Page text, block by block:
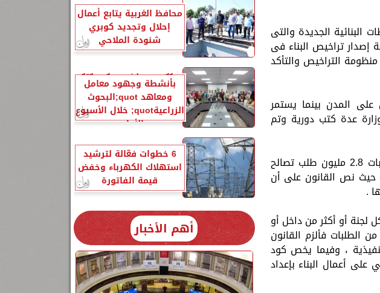
البنائية الجديدة والتى
لإعداد ومراجعة إصدار تراخيص البناء فى
التراخيص والتأكد
على المدن بينما يستمر
رقم 119 لسنة 2008 وقد أصدرت الوزارة عدة كتب دورية وتم
وأكد وزير التنمية المحلية أن قانون التصالح أسفر عن تقدم المواطنين بعدد الطلبات 2.8 مليون طلب تصالح
حيث نص القانون على أن
.
لجنة أو أكثر من داخل أو
) ، وحول الحظر الوارد فى المادة الاولى والذى ينطبق على 80% من الطلبات فألزم القانون
، وفيما يخص كود
الفني على أعمال البناء بإعداد
محافظ الغربية يتابع أعمال
إحلال وتجديد كوبري
شنودة الملاحي
الزراعةquot; تنشر تقريرًا
بأنشطة وجهود معامل
ومعاهد quot;البحوث
الزراعيةquot; خلال الأسبوع
الأول...
6 خطوات فعّالة لترشيد
استهلاك الكهرباء وخفض
قيمة الفاتورة
أهم الأخبار